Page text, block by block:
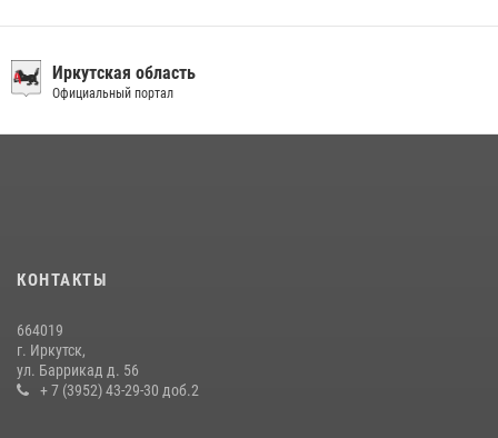
присягу
22 июля 2026, 01:00 1
услуг
В Иркутске сотрудники Росгвардии оперативно разыскали
пенсионерку, страдающую потерей памяти
Иркутская область
Официальный портал
КОНТАКТЫ
664019
г. Иркутск,
ул. Баррикад д. 56
+ 7 (3952) 43-29-30 доб.2